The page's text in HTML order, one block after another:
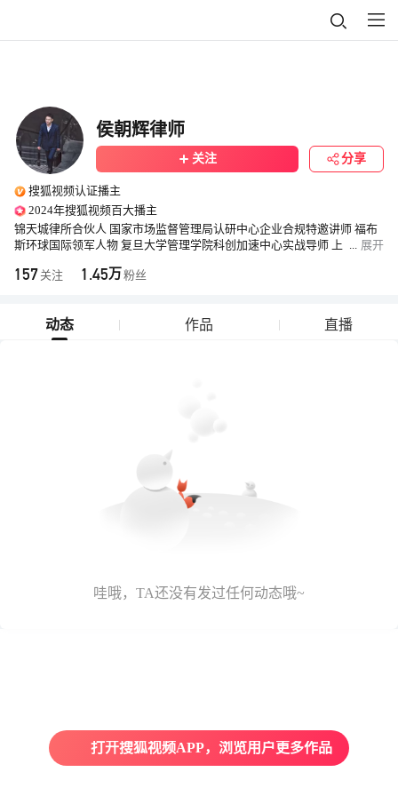
侯朝辉律师
关注 分享
搜狐视频认证播主
2024年搜狐视频百大播主
... 展开
锦天城律所合伙人 国家市场监督管理局认研中心企业合规特邀讲师 福布
斯环球国际领军人物 复旦大学管理学院科创加速中心实战导师 上
网500 万粉丝商事法律意见领袖
157 关注 1.45万 粉丝
动态 作品 直播
哇哦，TA还没有发过任何动态哦~
打开搜狐视频APP，浏览用户更多作品